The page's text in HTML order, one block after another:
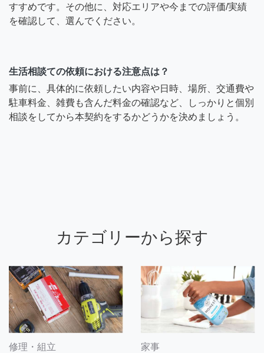
すすめです。その他に、対応エリアや今までの評価/実績
を確認して、選んでください。
生活相談ての依頼における注意点は？
事前に、具体的に依頼したい内容や日時、場所、交通費や
駐車料金、雑費も含んだ料金の確認など、しっかりと個別
相談をしてから本契約をするかどうかを決めましょう。
カテゴリーから探す
修理・組立 家事